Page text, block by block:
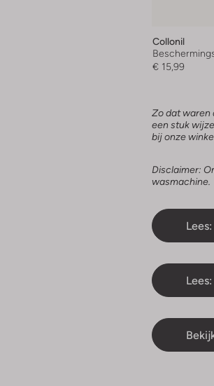
Collonil
€ 15,99
Zo dat waren
een stuk
bij onze
Disclaimer:
wasmachine.